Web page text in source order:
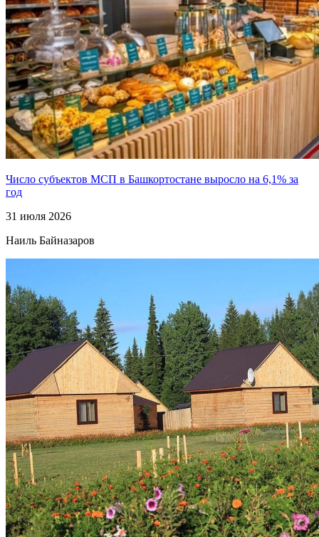
Число субъектов МСП в Башкортостане выросло на 6,1% за
год
31 июля 2026
Наиль Байназаров